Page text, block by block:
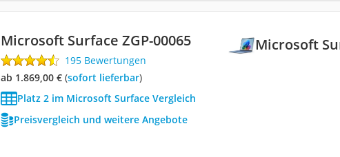
Microsoft
Microsoft Surface ‎ZGP-00065
195 Bewertungen
ab 1.869,00 €( Sofort lieferbar)
Platz 2 im Microsoft Surface Vergleich
Preisvergleich und weitere Angebote